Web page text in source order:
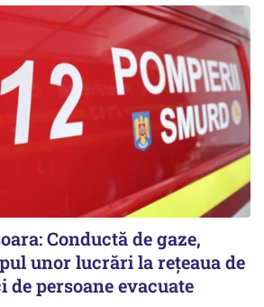
Conductă de gaze,
unor lucrări la rețeaua de
de persoane evacuate